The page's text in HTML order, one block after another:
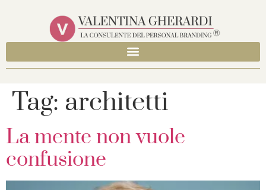
Tag: architetti
La mente non vuole
confusione